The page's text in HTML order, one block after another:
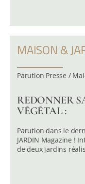
MAISON &
Parution Presse /
REDONNER
VÉGÉTAL :
Parution dans le
JARDIN Magazine !
de deux jardins